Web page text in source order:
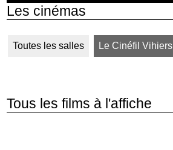
Les cinémas
Toutes les salles Le Cinéfil Vihiers
Tous les films à l'affiche